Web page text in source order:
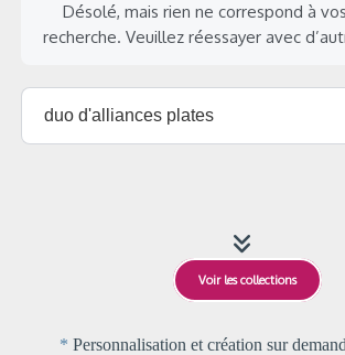
Désolé, mais rien ne correspond à
recherche. Veuillez réessayer avec

Voir les collections
* Personnalisation et création sur